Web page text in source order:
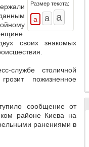
Размер текста:
своих знакомых
службе столичной
пожизненное
сообщение от
районе Киева на
ранениями в